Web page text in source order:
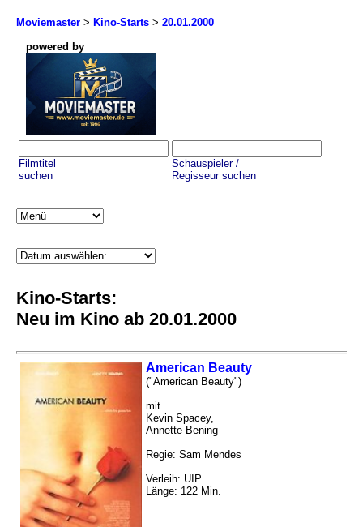
Moviemaster > Kino-Starts > 20.01.2000
powered by
Filmtitel
suchen
Schauspieler /
Regisseur suchen
Kino-Starts:
Neu im Kino ab 20.01.2000
American Beauty
("American Beauty")
mit
Kevin Spacey,
Annette Bening
Regie: Sam Mendes
Verleih: UIP
Länge: 122 Min.